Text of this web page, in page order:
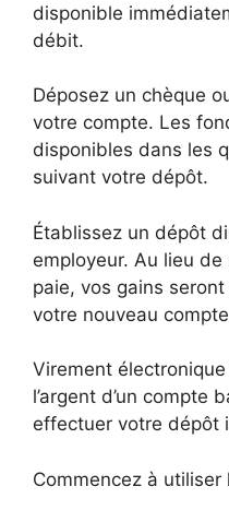
disponible
débit.
Déposez un chèque
votre compte. Les
disponibles dans les
suivant votre dépôt.
Établissez un dépôt
employeur. Au lieu
paie, vos gains
votre nouveau
Virement
l’argent d’un compte
effectuer votre dépôt
Commencez à utiliser